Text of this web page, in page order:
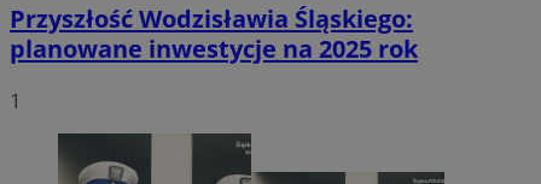
Przyszłość Wodzisławia Śląskiego:
planowane inwestycje na 2025 rok
1